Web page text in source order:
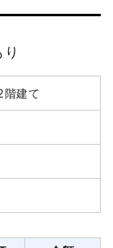
834,000円
階建て